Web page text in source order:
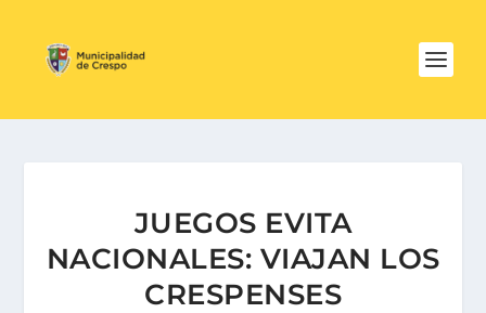
JUEGOS EVITA
NACIONALES: VIAJAN LOS
CRESPENSES